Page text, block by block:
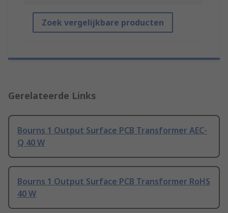
Zoek vergelijkbare producten
Gerelateerde Links
Bourns 1 Output Surface PCB Transformer AEC-
Q 40 W
Bourns 1 Output Surface PCB Transformer RoHS
40 W